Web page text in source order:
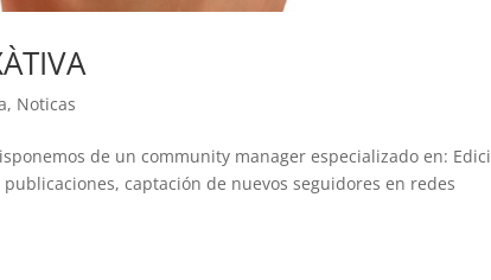
, Noticas
de un community manager especializado en:
captación de nuevos seguidores en redes